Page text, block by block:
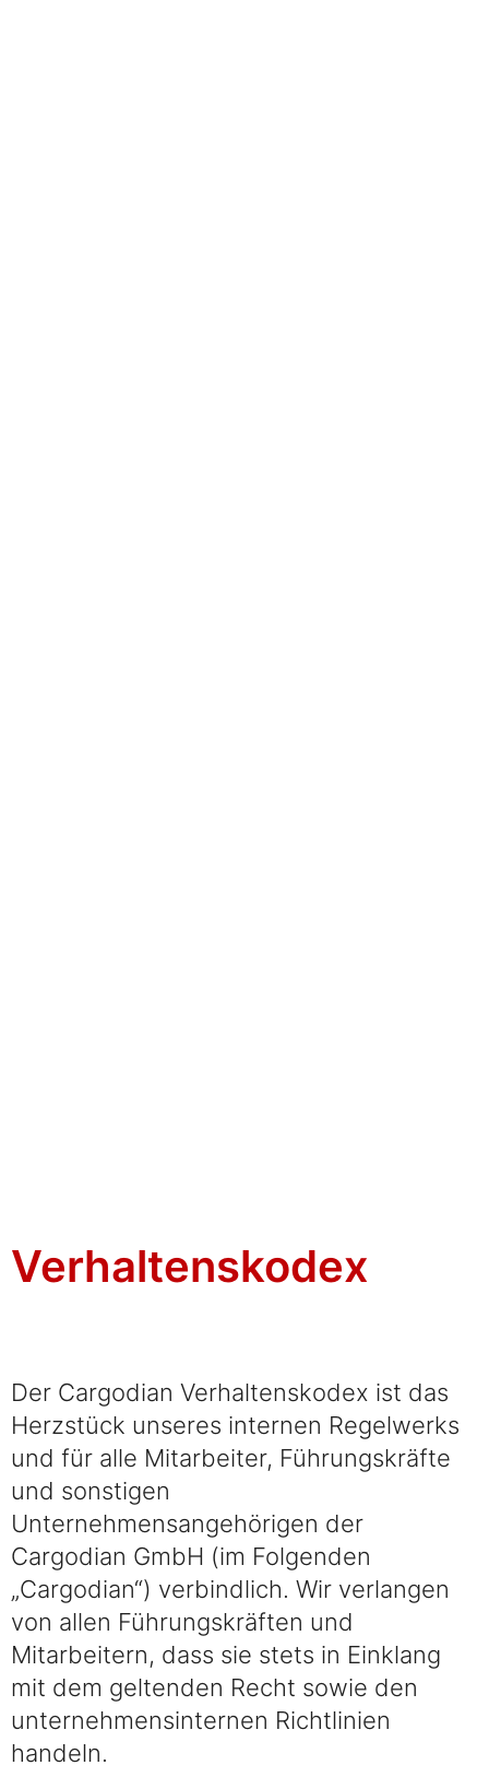
Verhaltenskodex
Der Cargodian Verhaltenskodex ist das
Herzstück unseres internen Regelwerks
und für alle Mitarbeiter, Führungskräfte
und sonstigen
Unternehmensangehörigen der
Cargodian GmbH (im Folgenden
„Cargodian“) verbindlich. Wir verlangen
von allen Führungskräften und
Mitarbeitern, dass sie stets in Einklang
mit dem geltenden Recht sowie den
unternehmensinternen Richtlinien
handeln.